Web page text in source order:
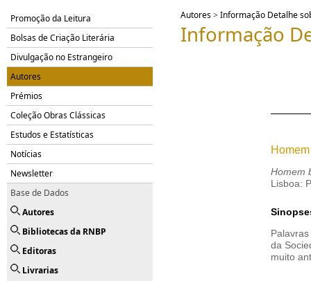
Promoção da Leitura
Bolsas de Criação Literária
Divulgação no Estrangeiro
Autores
Prémios
Coleção Obras Clássicas
Estudos e Estatísticas
Notícias
Newsletter
Base de Dados
Autores
Bibliotecas da RNBP
Editoras
Livrarias
Autores>Informação Detalhe
Informação
Homem
Lisboa:
da
muito